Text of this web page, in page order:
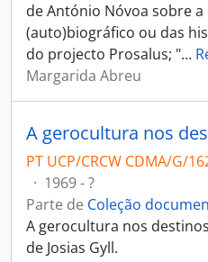
de António Nóvoa sobre
(auto)biográfico ou das
do projecto Prosalus; "…
Margarida Abreu
PT UCP/CRCW CDMA/G/
· 1969 - ?
Parte de Coleção
A gerocultura nos
de Josias Gyll.